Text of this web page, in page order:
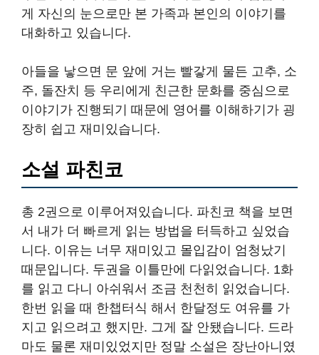
게 자신의 눈으로만 본 가족과 본인의 이야기를
대화하고 있습니다.
아들을 낳으면 문 앞에 거는 빨갛게 물든 고추, 소
주, 돌잔치 등 우리에게 친근한 문화를 중심으로
이야기가 진행되기 때문에 영어를 이해하기가 굉
장히 쉽고 재미있습니다.
소설 파친코
총 2권으로 이루어져있습니다. 파친코 책을 보면
서 내가 더 빠르게 읽는 방법을 터득하고 싶었습
니다. 이유는 너무 재미있고 몰입감이 엄청났기
때문입니다. 두권을 이틀만에 다읽었습니다. 1화
를 읽고 다니 아쉬워서 조금 천천히 읽었습니다.
한번 읽을 때 한챕터식 해서 한달정도 여유를 가
지고 읽으려고 했지만. 그게 잘 안됐습니다. 드라
마도 물론 재미있었지만 정말 소설은 장난아니였